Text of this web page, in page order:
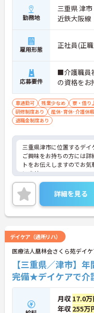
勤務地
三重県 津
近鉄大阪線
雇用形態 正社員(正
応募要件
■介護職員
の資格をお
車通勤可 残業少なめ 寮・借り
研修制度あり
産休･育休･介護休
退職金制度あり
三重県津市に位置するデイ
ご興味をお持ちの方には
トをお伝えしますのでお
いませ。
詳細を見る
デイケア（通所リハ）
医療法人凰林会さくら苑デイケ
【三重県／津市】
完備★デイケアで介
月収 17.0
年収 255万